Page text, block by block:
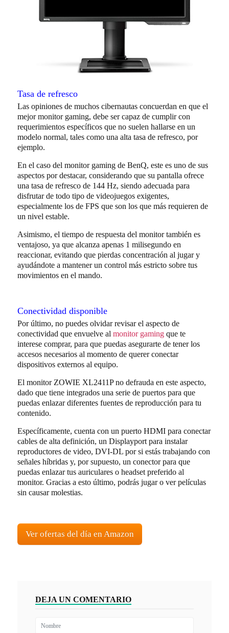
Tasa de refresco
Las opiniones de muchos cibernautas concuerdan en que el
mejor monitor gaming, debe ser capaz de cumplir con
requerimientos específicos que no suelen hallarse en un
modelo normal, tales como una alta tasa de refresco, por
ejemplo.
En el caso del monitor gaming de BenQ, este es uno de sus
aspectos por destacar, considerando que su pantalla ofrece
una tasa de refresco de 144 Hz, siendo adecuada para
disfrutar de todo tipo de videojuegos exigentes,
especialmente los de FPS que son los que más requieren de
un nivel estable.
Asimismo, el tiempo de respuesta del monitor también es
ventajoso, ya que alcanza apenas 1 milisegundo en
reaccionar, evitando que pierdas concentración al jugar y
ayudándote a mantener un control más estricto sobre tus
movimientos en el mando.
Conectividad disponible
Por último, no puedes olvidar revisar el aspecto de
conectividad que envuelve al monitor gamingque te
interese comprar, para que puedas asegurarte de tener los
accesos necesarios al momento de querer conectar
dispositivos externos al equipo.
El monitor ZOWIE XL2411P no defrauda en este aspecto,
dado que tiene integrados una serie de puertos para que
puedas enlazar diferentes fuentes de reproducción para tu
contenido.
Específicamente, cuenta con un puerto HDMI para conectar
cables de alta definición, un Displayport para instalar
reproductores de video, DVI-DL por si estás trabajando con
señales híbridas y, por supuesto, un conector para que
puedas enlazar tus auriculares o headset preferido al
monitor. Gracias a esto último, podrás jugar o ver películas
sin causar molestias.
Ver ofertas del día en Amazon
DEJA UN COMENTARIO